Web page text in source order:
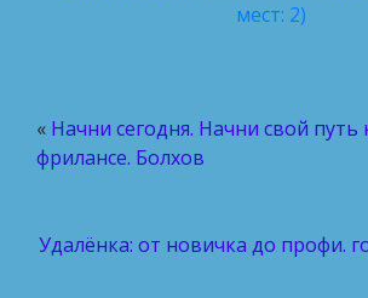
мест: 2)
« Начни сегодня. Начни свой путь
фрилансе. Болхов
Удалёнка: от новичка до профи.